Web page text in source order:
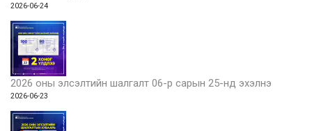
2026-06-24
2026 оны элсэлтийн шалгалт 06-р сарын 25-нд эхэлнэ
2026-06-23